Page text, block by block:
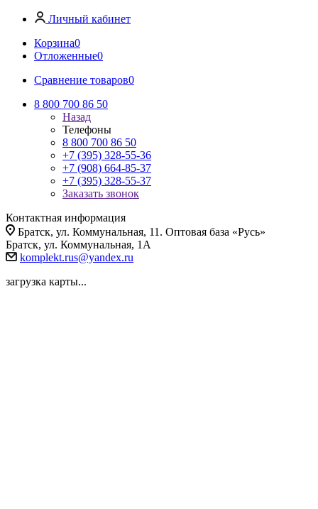
Личный кабинет
Корзина0
Отложенные0
Сравнение товаров0
8 800 700 86 50
Назад
Телефоны
8 800 700 86 50
+7 (395) 328-55-36
+7 (908) 664-85-37
+7 (395) 328-55-37
Заказать звонок
Контактная информация
Братск, ул. Коммунальная, 11. Оптовая база «Русь»
Братск, ул. Коммунальная, 1А
komplekt.rus@yandex.ru
загрузка карты...